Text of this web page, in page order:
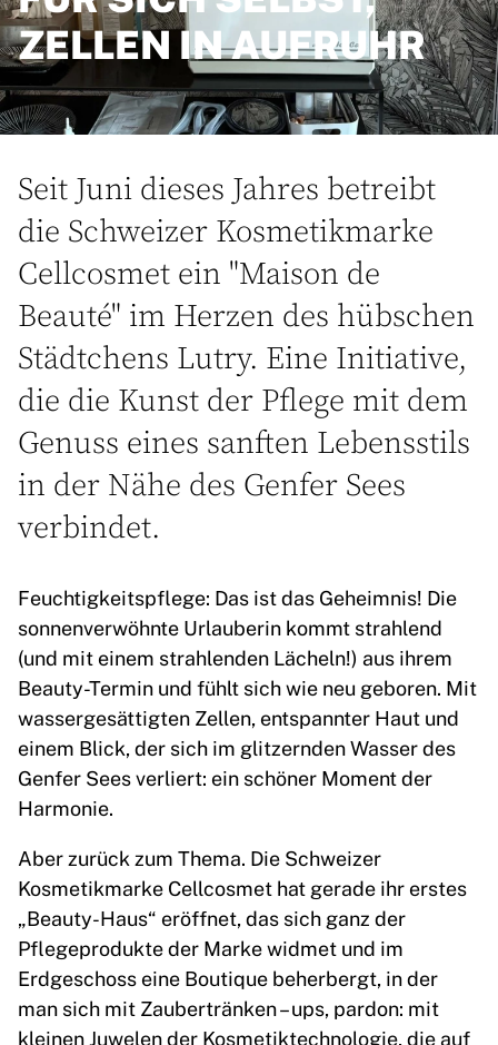
ZELLEN IN AUFRUHR
Seit Juni dieses Jahres betreibt
die Schweizer Kosmetikmarke
Cellcosmet ein "Maison de
Beauté" im Herzen des hübschen
Städtchens Lutry. Eine Initiative,
die die Kunst der Pflege mit dem
Genuss eines sanften Lebensstils
in der Nähe des Genfer Sees
verbindet.
Feuchtigkeitspflege: Das ist das Geheimnis! Die
sonnenverwöhnte Urlauberin kommt strahlend
(und mit einem strahlenden Lächeln!) aus ihrem
Beauty-Termin und fühlt sich wie neu geboren. Mit
wassergesättigten Zellen, entspannter Haut und
einem Blick, der sich im glitzernden Wasser des
Genfer Sees verliert: ein schöner Moment der
Harmonie.
Aber zurück zum Thema. Die Schweizer
Kosmetikmarke Cellcosmet hat gerade ihr erstes
„Beauty-Haus“ eröffnet, das sich ganz der
Pflegeprodukte der Marke widmet und im
Erdgeschoss eine Boutique beherbergt, in der
man sich mit Zaubertränken – ups, pardon: mit
kleinen Juwelen der Kosmetiktechnologie, die auf